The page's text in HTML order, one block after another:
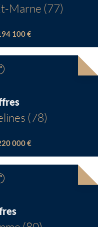
Marne (77)
100 €
(78)
000 €